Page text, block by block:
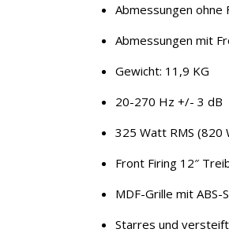
Abmessungen ohne
Abmessungen mit
Gewicht: 11,9 KG
20-270 Hz +/- 3 dB
325 Watt RMS (820
Front Firing 12″
MDF-Grille mit
Starres und